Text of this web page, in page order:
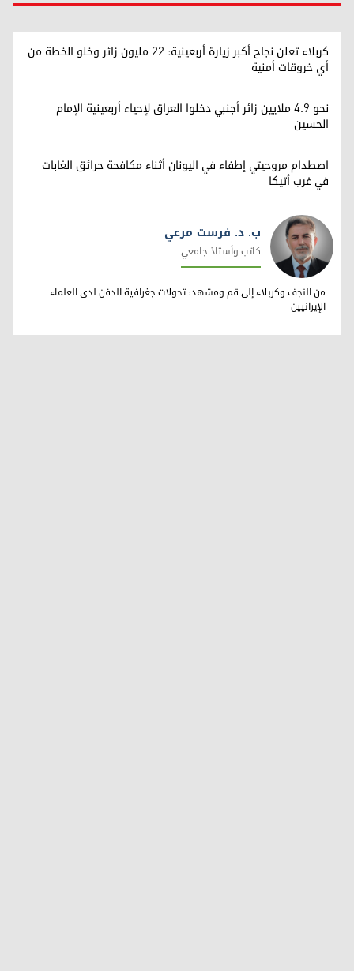
كربلاء تعلن نجاح أكبر زيارة أربعينية: 22 مليون زائر وخلو الخطة من
أي خروقات أمنية
نحو 4.9 ملايين زائر أجنبي دخلوا العراق لإحياء أربعينية الإمام
الحسين
اصطدام مروحيتي إطفاء في اليونان أثناء مكافحة حرائق الغابات
في غرب أتيكا
ب. د. فرست مرعي
ب. د. فرست مرعي
كاتب وأستاذ جامعي
من النجف وكربلاء إلى قم ومشهد: تحولات جغرافية الدفن لدى العلماء
الإيرانيين